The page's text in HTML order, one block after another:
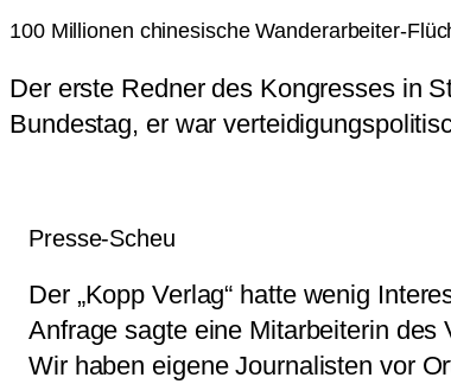
100 Millionen chinesische Wanderarbeiter-
Der erste Redner des Kongresses in
Bundestag, er war
Presse-Scheu
Der „Kopp Verlag“ hatte wenig
Anfrage sagte eine Mitarbeiterin des
Wir haben eigene Journalisten vor